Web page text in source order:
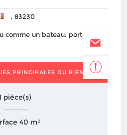
, 83230
PRINCIPALES DU BIEN
pièce(s)
40 m²